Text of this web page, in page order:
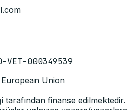
VET-000349539
Union
finanse edilmektedir.